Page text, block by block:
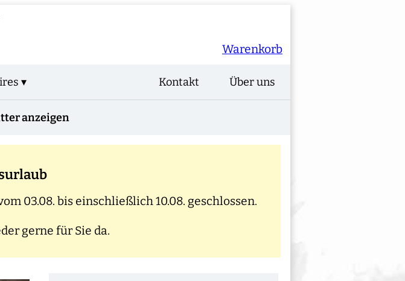
Warenkorb
▾ Über uns
Kontakt
anzeigen
03.08. bis einschließlich 10.08. geschlossen.
gerne für Sie da.